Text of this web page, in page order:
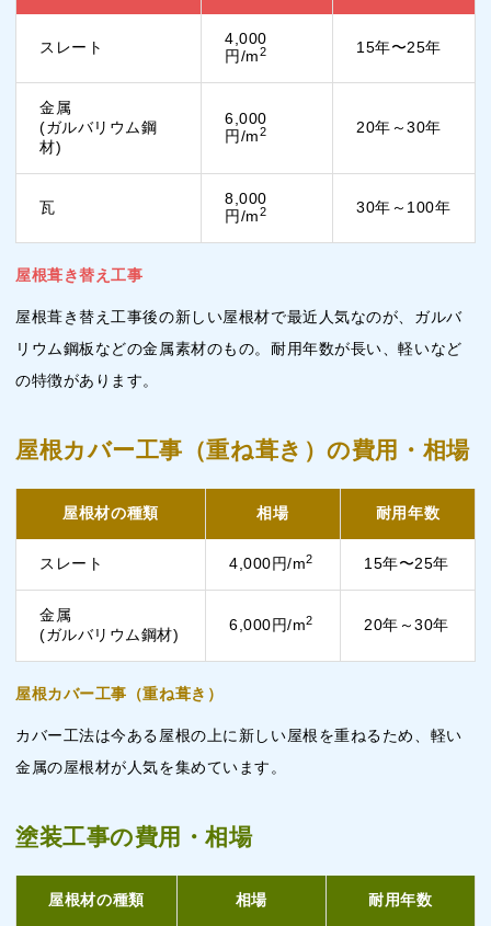
スレート
4,000
円/m2 15年〜25年
金属
(ガルバリウム鋼
材)
6,000
円/m2 20年～30年
瓦
8,000
円/m2 30年～100年
屋根葺き替え工事
屋根葺き替え工事後の新しい屋根材で最近人気なのが、ガルバ
リウム鋼板などの金属素材のもの。耐用年数が長い、軽いなど
の特徴があります。
屋根カバー工事（重ね葺き）の費用・相場
屋根材の種類 相場 耐用年数
スレート 4,000円/m2 15年〜25年
金属
(ガルバリウム鋼材)
6,000円/m2 20年～30年
屋根カバー工事（重ね葺き）
カバー工法は今ある屋根の上に新しい屋根を重ねるため、軽い
金属の屋根材が人気を集めています。
塗装工事の費用・相場
屋根材の種類 相場 耐用年数